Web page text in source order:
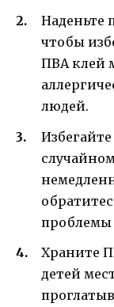
Наденьте
чтобы
ПВА клей
людей.
проблемы
Храните
детей